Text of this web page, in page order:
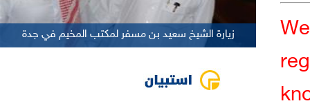
زيارة الشيخ سعيد بن مسفر لمكتب المخيم في جدة